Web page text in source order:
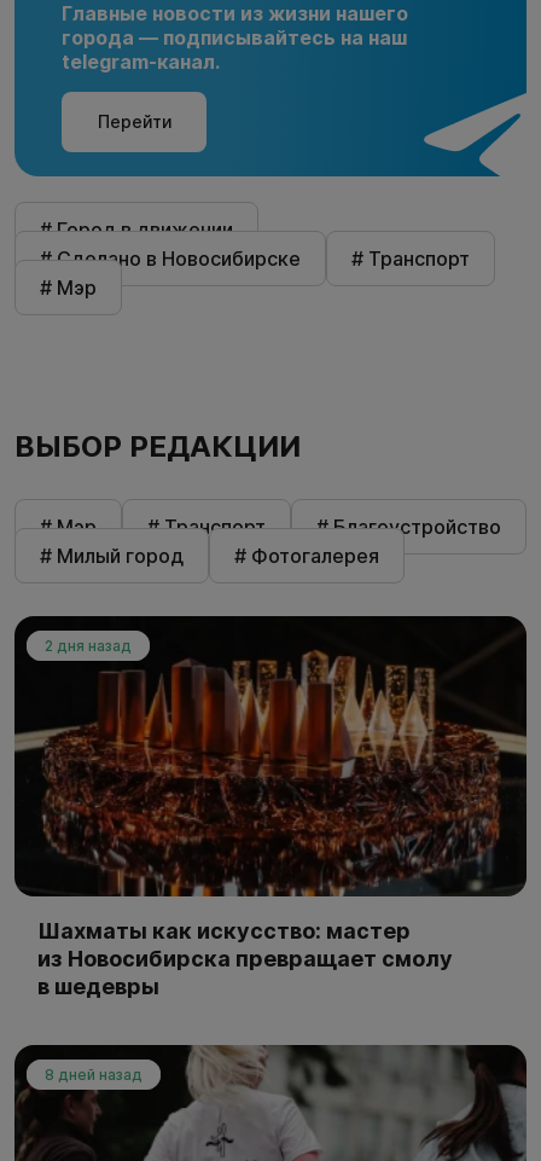
Главные новости из жизни нашего
города — подписывайтесь на наш
telegram-канал.
Перейти
# Город в движении
# Сделано в Новосибирске
# Транспорт
# Мэр
ВЫБОР РЕДАКЦИИ
# Мэр # Транспорт
# Благоустройство
# Милый город
# Фотогалерея
2 дня назад
Шахматы как искусство: мастер
из Новосибирска превращает смолу
в шедевры
8 дней назад